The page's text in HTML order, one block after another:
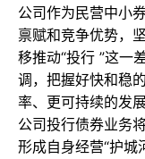
公司作为民营中小
禀赋和竞争优势，
移推动“投行 ”这一
调，把握好快和稳
率、更可持续的发展
公司投行债券业务
形成自身经营“护